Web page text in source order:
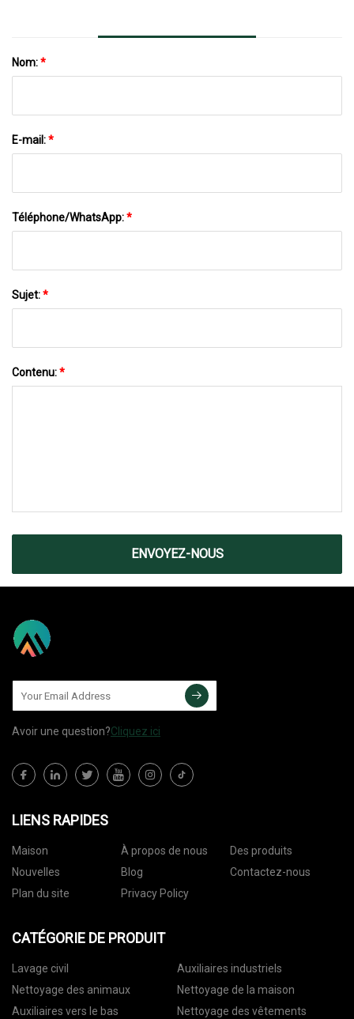
Nom:*
E-mail:*
Téléphone/WhatsApp:*
Sujet:*
Contenu:*
ENVOYEZ-NOUS
Avoir une question?Cliquez ici
LIENS RAPIDES
Maison À propos de nous
Des produits
Nouvelles
Blog
Contactez-nous
Plan du site
Privacy Policy
CATÉGORIE DE PRODUIT
Lavage civil
Auxiliaires industriels
Nettoyage des animaux
Nettoyage de la maison
Auxiliaires vers le bas
Nettoyage des vêtements